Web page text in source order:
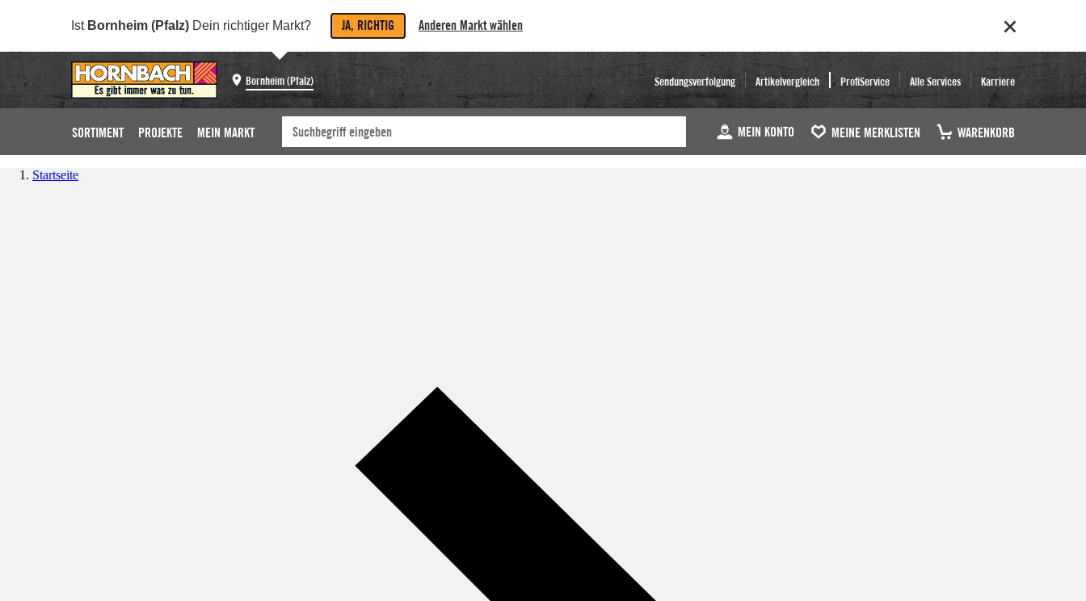
Ist Bornheim (Pfalz) Dein richtiger Markt? JA, RICHTIG Anderen Markt wählen
Bornheim (Pfalz) Sendungsverfolgung Artikelvergleich ProfiService Alle Services Karriere
SORTIMENT PROJEKTE MEIN MARKT MEIN KONTO MEINE MERKLISTEN WARENKORB
Startseite